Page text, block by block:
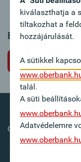
Ez az
Vissza
kiválaszthatja a
tiltakozhat a
hozzájárulását.
A sütikkel
talál.
A süti
Adatvédelemre
Oberbank külföldön